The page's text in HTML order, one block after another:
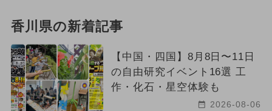
香川県の新着記事
【中国・四国】8月8日〜11日
の自由研究イベント16選 工
作・化石・星空体験も
2026-08-06